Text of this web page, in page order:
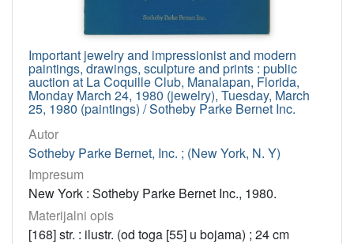
Important jewelry and impressionist and modern
paintings, drawings, sculpture and prints : public
auction at La Coquille Club, Manalapan, Florida,
Monday March 24, 1980 (jewelry), Tuesday, March
25, 1980 (paintings) / Sotheby Parke Bernet Inc.
Autor
Sotheby Parke Bernet, Inc. ; (New York, N. Y)
Impresum
New York : Sotheby Parke Bernet Inc., 1980.
Materijalni opis
[168] str. : ilustr. (od toga [55] u bojama) ; 24 cm